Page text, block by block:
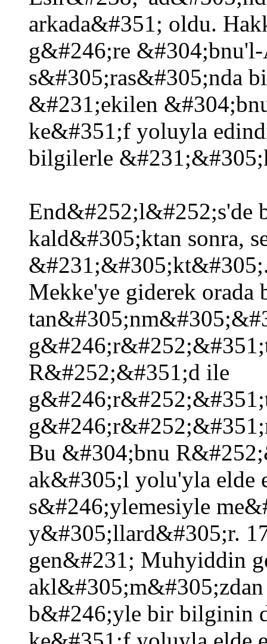
arkada&#351; oldu.
g&#246;re
s&#305;ras&#305;nda
&#231;ekilen
ke&#351;f yoluyla
bilgilerle
End&#252;l&#252;s'de
kald&#305;ktan sonra,
Mekke'ye giderek orada
R&#252;&#351;d ile
Bu &#304;bnu
ak&#305;l yolu'yla elde
s&#246;ylemesiyle
y&#305;llard&#305;r.
gen&#231; Muhyiddin
b&#246;yle bir bilginin